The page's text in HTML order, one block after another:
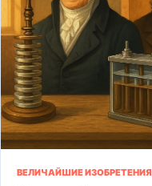
ВЕЛИЧАЙШИЕ ИЗОБРЕТЕНИЯ